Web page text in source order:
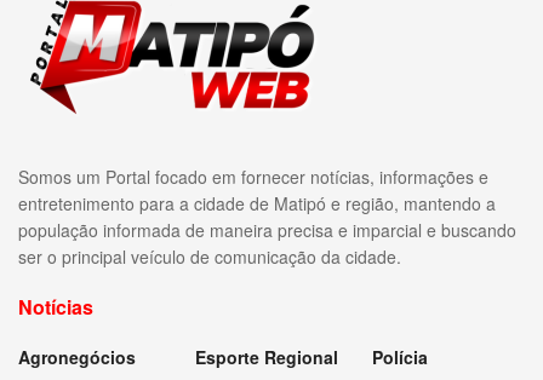
Somos um Portal focado em fornecer notícias, informações e
entretenimento para a cidade de Matipó e região, mantendo a
população informada de maneira precisa e imparcial e buscando
ser o principal veículo de comunicação da cidade.
Notícias
Agronegócios
Esporte Regional
Polícia